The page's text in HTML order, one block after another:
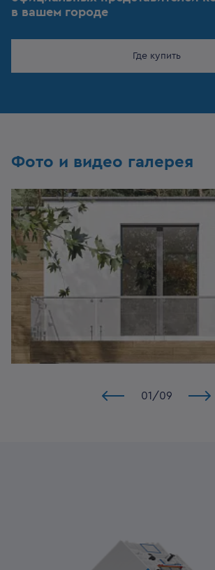
в вашем городе
Где купить
Фото и видео галерея
01 /09